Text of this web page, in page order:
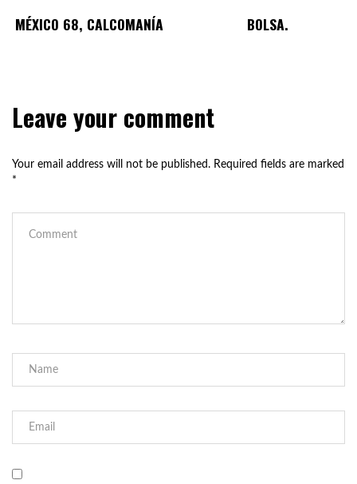
MÉXICO 68, CALCOMANÍA BOLSA.
Leave your comment
Your email address will not be published. Required fields are marked
*